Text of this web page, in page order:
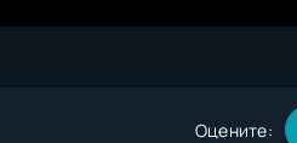
Оцените: